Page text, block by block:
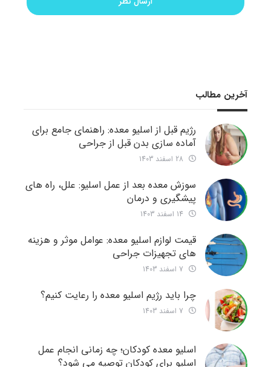
آخرین مطالب
رژیم قبل از اسلیو معده: راهنمای جامع برای
آماده سازی بدن قبل از جراحی
سوزش معده بعد از عمل اسلیو: علل، راه های
پیشگیری و درمان
قیمت لوازم اسلیو معده: عوامل موثر و هزینه
های تجهیزات جراحی
چرا باید رژیم اسلیو معده را رعایت کنیم؟
اسلیو معده کودکان؛ چه زمانی انجام عمل
اسلیو برای کودکان توصیه می شود؟